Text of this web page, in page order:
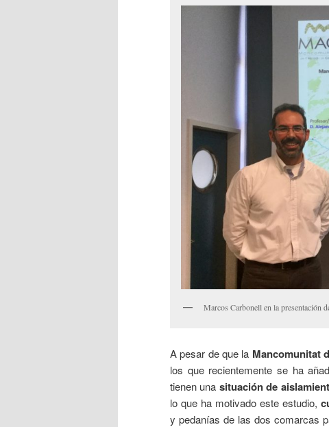
Marcos Carbonell en la presentación
A pesar de que la Mancomunitat
los que recientemente se ha
tienen una situación de
lo que ha motivado este estudio,
y pedanías de las dos comarcas